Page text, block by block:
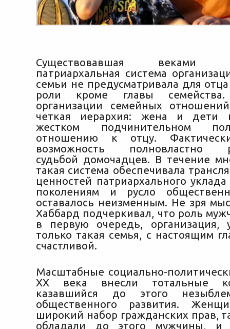
Существовавшая веками
патриархальная система
семьи не предусматривала для
роли кроме главы
организации семейных
четкая иерархия: жена и дети
жестком подчинительном
отношению к отцу.
возможность полновластно
судьбой домочадцев. В течение
такая система обеспечивала
ценностей патриархального
поколениям и русло
оставалось неизменным. Не зря
Хаббард подчеркивал, что роль
в первую очередь, организация,
только такая семья, с настоящим
счастливой.
Масштабные социально-
ХХ века внесли тотальные
казавшийся до этого
общественного развития.
широкий набор гражданских прав,
обладали до этого мужчины, и